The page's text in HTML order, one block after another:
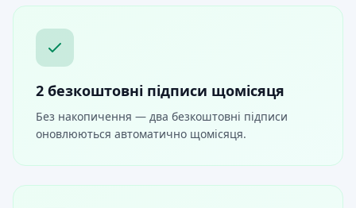
2 безкоштовні підписи щомісяця
Без накопичення — два безкоштовні підписи
оновлюються автоматично щомісяця.